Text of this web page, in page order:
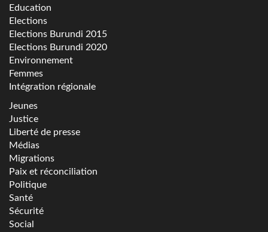
Education
Elections
Elections Burundi 2015
Elections Burundi 2020
Environnement
Femmes
Intégration régionale
Jeunes
Justice
Liberté de presse
Médias
Migrations
Paix et réconciliation
Politique
Santé
Sécurité
Social